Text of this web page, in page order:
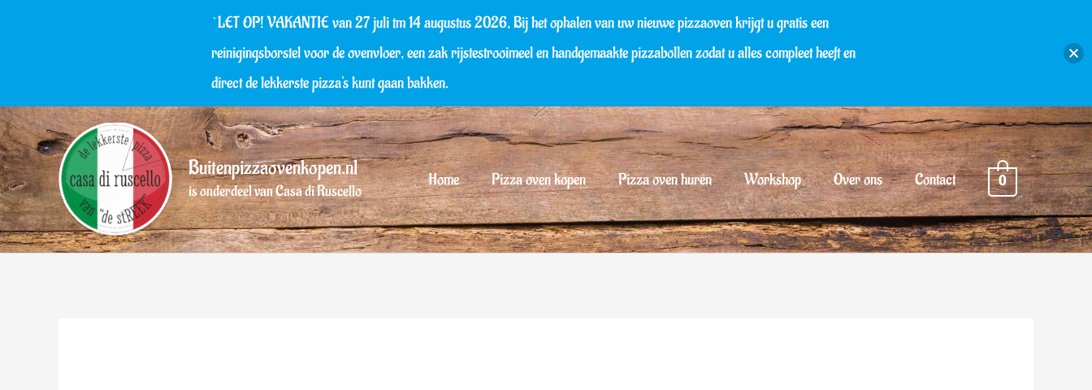
inhoud
Buitenpizzaovenkopen.nl
is onderdeel van Casa di Ruscello
Home Pizza oven kopen Pizza oven huren Workshop Over ons Contact 0
`LET OP! VAKANTIE van 27 juli tm 14 augustus 2026, Bij het ophalen van uw nieuwe pizzaoven krijgt u gratis een
reinigingsborstel voor de ovenvloer, een zak rijstestrooimeel en handgemaakte pizzabollen zodat u alles compleet heeft en
direct de lekkerste pizza's kunt gaan bakken.